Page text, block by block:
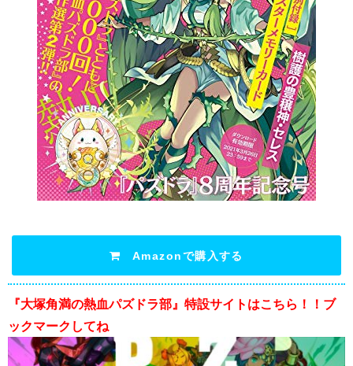
Amazonで購入する
『大塚角満の熱血パズドラ部』特設サイトはこちら！！ブ
ックマークしてね